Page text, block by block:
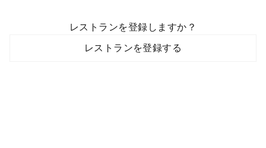
レストランを登録しますか？
レストランを登録する